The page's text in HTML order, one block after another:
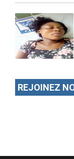
REJOINEZ